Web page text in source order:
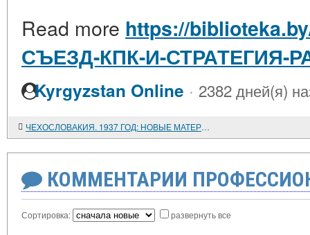
Read more https://
СЪЕЗД-КПК-И-СТРАТЕГИЯ-
Kyrgyzstan Online · 2382 дней(я)
ЧЕХОСЛОВАКИЯ. 1937 ГОД: НОВЫЕ МАТЕРИАЛЫ ПО ИСТОРИИ ВЫЗРЕВАНИЯ МЮНХЕНСКОГО КРИЗИСА
КОММЕНТАРИИ
Сортировка: развернуть все